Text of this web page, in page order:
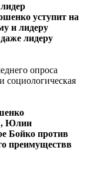
уступит на
и лидеру
лидеру
опроса
социологическая
Юлии
Бойко против
преимуществв